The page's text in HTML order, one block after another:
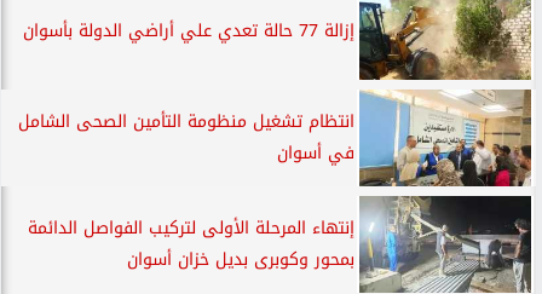
إزالة 77 حالة تعدي علي أراضي الدولة بأسوان
انتظام تشغيل منظومة التأمين الصحى الشامل
في أسوان
إنتهاء المرحلة الأولى لتركيب الفواصل الدائمة
بمحور وكوبرى بديل خزان أسوان